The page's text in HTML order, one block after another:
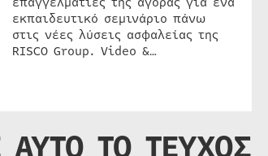
εκπαιδευτικό σεμινάριο πάνω
στις νέες λύσεις ασφαλείας της
RISCO Group. Video &…